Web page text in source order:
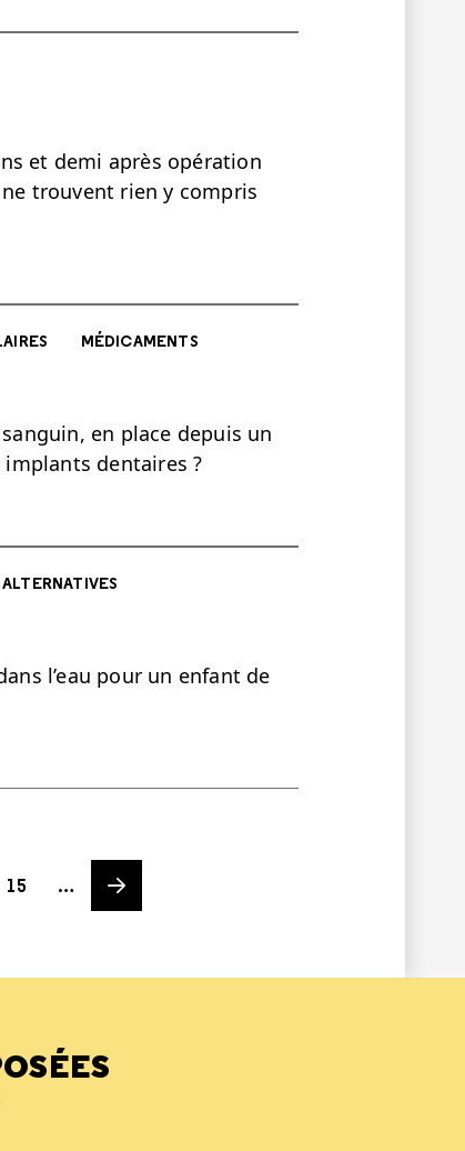
et demi après opération
trouvent rien y compris
MÉDICAMENTS
en place depuis un
dentaires ?
l’eau pour un enfant de
15
…
Next page